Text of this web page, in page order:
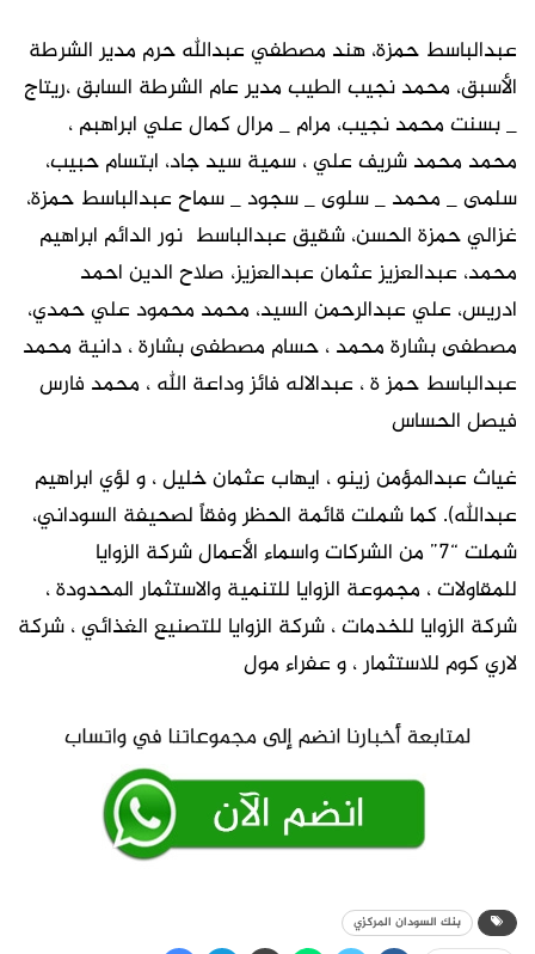
عبدالباسط حمزة، هند مصطفي عبدالله حرم مدير الشرطة
الأسبق، محمد نجيب الطيب مدير عام الشرطة السابق ،ريتاج
_ بسنت محمد نجيب، مرام _ مرال كمال علي ابراهبم ،
محمد محمد شريف علي ، سمية سيد جاد، ابتسام حبيب،
سلمى _ محمد _ سلوى _ سجود _ سماح عبدالباسط حمزة،
غزالي حمزة الحسن، شقيق عبدالباسط نور الدائم ابراهيم
محمد، عبدالعزيز عثمان عبدالعزيز، صلاح الدين احمد
ادريس، علي عبدالرحمن السيد، محمد محمود علي حمدي،
مصطفى بشارة محمد ، حسام مصطفى بشارة ، دانية محمد
عبدالباسط حمز ة ، عبدالاله فائز وداعة الله ، محمد فارس
فيصل الحساس
غياث عبدالمؤمن زينو ، ايهاب عثمان خليل ، و لؤي ابراهيم
عبدالله). كما شملت قائمة الحظر وفقاً لصحيفة السوداني،
شملت “7” من الشركات واسماء الأعمال شركة الزوايا
للمقاولات ، مجموعة الزوايا للتنمية والاستثمار المحدودة ،
شركة الزوايا للخدمات ، شركة الزوايا للتصنيع الغذائي ، شركة
لاري كوم للاستثمار ، و عفراء مول
بنك السودان المركزي